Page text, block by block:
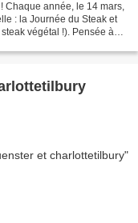
Chaque année, le 14 mars,
: la Journée du Steak et
végétal !). Pensée à